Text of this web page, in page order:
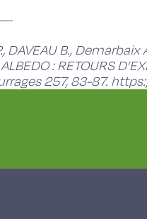
DAVEAU B., Demarbaix
: RETOURS
257, 83-87.